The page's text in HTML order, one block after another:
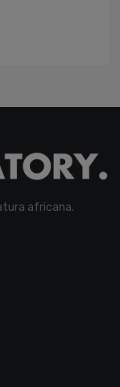
africana.